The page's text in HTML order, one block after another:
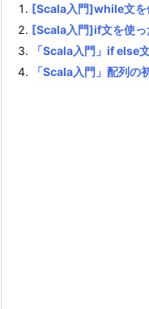
[Scala入門]while文を
[Scala入門]if文を使っ
「Scala入門」if else
「Scala入門」配列の